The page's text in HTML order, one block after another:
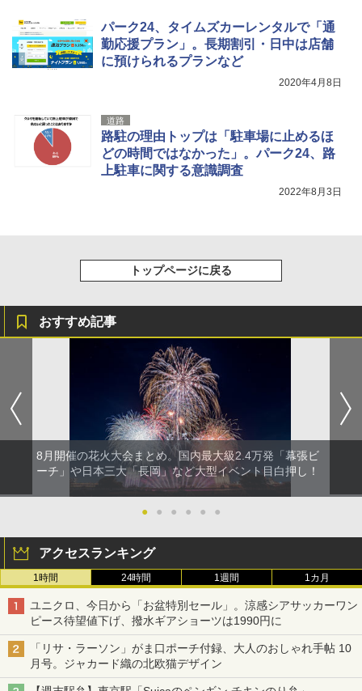
[キャンパーズコレクション 山善] 傘みたいに
広げるだけ パッとサッとテント キューブワ
イド ブラックコーティング フルクローズ メ
ッシュ 4人用 簡単設置 ポップアップテント P
ATCW-150B エクルベージュ
熊撃退スプレー 熊よけスプレー 熊スプレー
【日本企業販売】超強力クマ対策スプレー 30
0ml（連続噴射30秒）110ml（連続噴射15
秒）射程5～10m 安全ロック搭載 携帯収納袋
付き ヒグマ・イノシシ対策 自治体・教育機
関の購入実績 登山・キャンプ・アウトドア・
送
￥3,680
パーク24、タイムズカーレンタルで「通
勤応援プラン」。長期割引・日中は店舗
に預けられるプランなど
2020年4月8日
道路
路駐の理由トップは「駐車場に止めるほ
どの時間ではなかった」。パーク24、路
上駐車に関する意識調査
2022年8月3日
トップページに戻る
おすすめ記事
8月開催の花火大会まとめ。国内最大級2.4万発「幕張ビ
ーチ」や日本三大「長岡」など大型イベント目白押し！
● ● ● ● ● ●
アクセスランキング
1時間 24時間 1週間 1カ月
ユニクロ、今日から「お盆特別セール」。涼感シアサッカーワン
ピース待望値下げ、撥水ギアショーツは1990円に
「リサ・ラーソン」がま口ポーチ付録、大人のおしゃれ手帖 10
月号。ジャカード織の北欧猫デザイン